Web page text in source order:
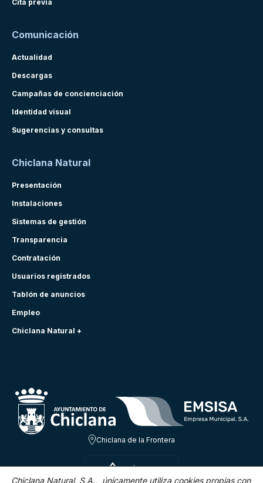
Cita previa
Comunicación
Actualidad
Descargas
Campañas de concienciación
Identidad visual
Sugerencias y consultas
Chiclana Natural
Presentación
Instalaciones
Sistemas de gestión
Transparencia
Contratación
Usuarios registrados
Tablón de anuncios
Empleo
Chiclana Natural +
Chiclana de la Frontera
SÁB 8 AGO
Chiclana Natural, S.A., únicamente utiliza cookies propias con